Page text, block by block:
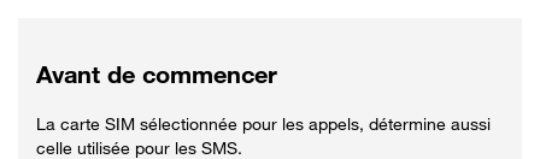
Avant de commencer
La carte SIM sélectionnée pour les appels, détermine aussi
celle utilisée pour les SMS.